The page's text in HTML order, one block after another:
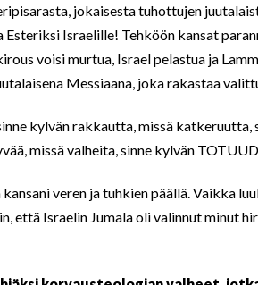
jokaisesta tuhottujen
Esteriksi Israelille! Tehköön kansat
voisi murtua, Israel pelastua ja
Messiaana, joka rakastaa
kylvän rakkautta, missä
missä valheita, sinne kylvän
kansani veren ja tuhkien päällä. Vaikka
että Israelin Jumala oli valinnut minut